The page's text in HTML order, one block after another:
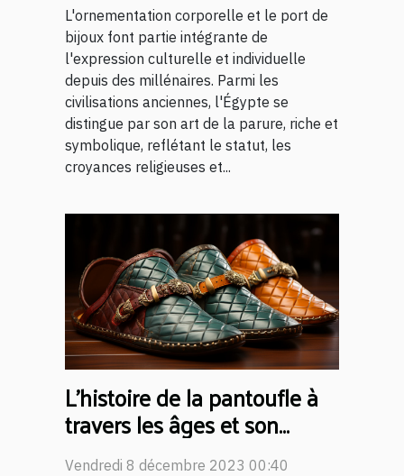
L'ornementation corporelle et le port de
bijoux font partie intégrante de
l'expression culturelle et individuelle
depuis des millénaires. Parmi les
civilisations anciennes, l'Égypte se
distingue par son art de la parure, riche et
symbolique, reflétant le statut, les
croyances religieuses et...
L'histoire de la pantoufle à
travers les âges et son
évolution
Vendredi 8 décembre 2023 00:40